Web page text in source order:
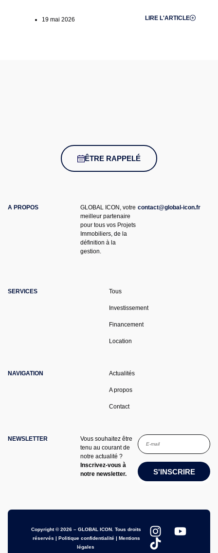
19 mai 2026 LIRE L'ARTICLE
ÊTRE RAPPELÉ
A PROPOS
GLOBAL ICON, votre
meilleur partenaire
pour tous vos Projets
Immobiliers, de la
définition à la
gestion.
contact@global-icon.fr
SERVICES Tous
Investissement
Financement
Location
NAVIGATION Actualités
A propos
Contact
NEWSLETTER
Vous souhaitez être
tenu au courant de
notre actualité ?
Inscrivez-vous à
notre newsletter.
S'INSCRIRE
Copyright © 2026 – GLOBAL ICON. Tous droits
réservés | Politique confidentialité| Mentions
légales